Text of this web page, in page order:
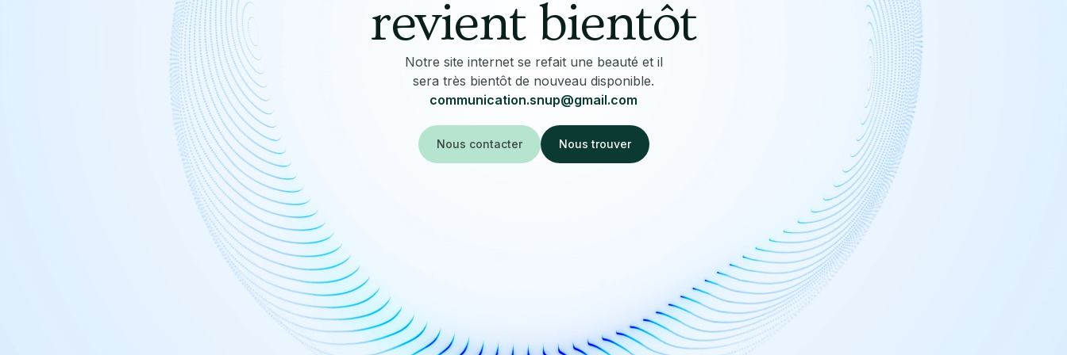
revient bientôt
Notre site internet se refait une beauté et il
sera très bientôt de nouveau disponible.
communication.snup@gmail.com
Nous contacter Nous trouver